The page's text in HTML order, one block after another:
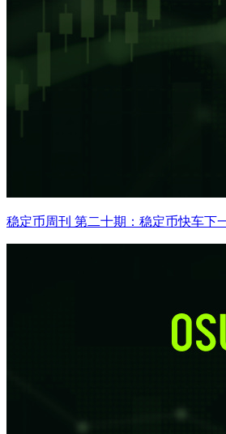
稳定币周刊 第二十期：稳定币快车